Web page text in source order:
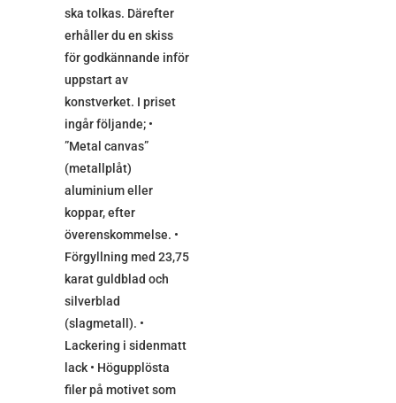
ska tolkas. Därefter
erhåller du en skiss
för godkännande inför
uppstart av
konstverket. I priset
ingår följande; •
”Metal canvas”
(metallplåt)
aluminium eller
koppar, efter
överenskommelse. •
Förgyllning med 23,75
karat guldblad och
silverblad
(slagmetall). •
Lackering i sidenmatt
lack • Högupplösta
filer på motivet som